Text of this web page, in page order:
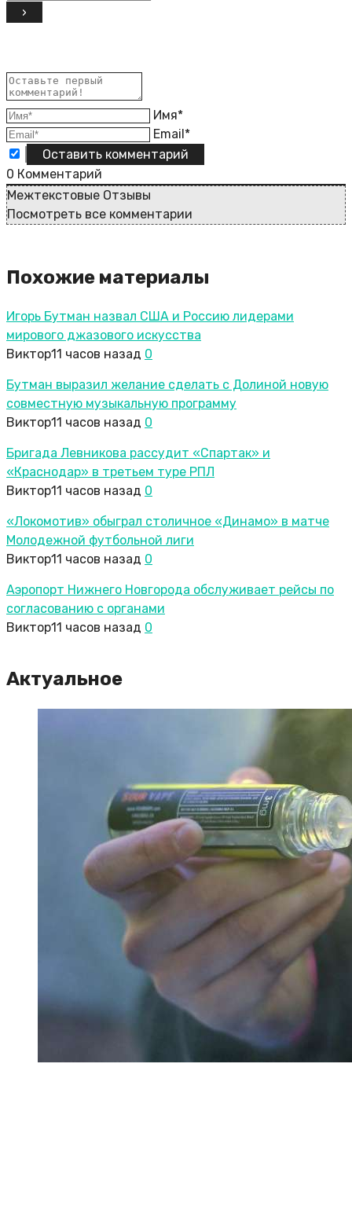
Имя*
Email*
0 Комментарий
Межтекстовые Отзывы
Посмотреть все комментарии
Похожие материалы
Игорь Бутман назвал США и Россию лидерами
мирового джазового искусства
Виктор11 часов назад 0
Бутман выразил желание сделать с Долиной новую
совместную музыкальную программу
Виктор11 часов назад 0
Бригада Левникова рассудит «Спартак» и
«Краснодар» в третьем туре РПЛ
Виктор11 часов назад 0
«Локомотив» обыграл столичное «Динамо» в матче
Молодежной футбольной лиги
Виктор11 часов назад 0
Аэропорт Нижнего Новгорода обслуживает рейсы по
согласованию c органами
Виктор11 часов назад 0
Актуальное